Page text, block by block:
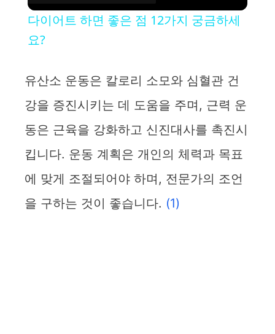
다이어트 하면 좋은 점 12가지 궁금하세
요?
유산소 운동은 칼로리 소모와 심혈관 건
강을 증진시키는 데 도움을 주며, 근력 운
동은 근육을 강화하고 신진대사를 촉진시
킵니다. 운동 계획은 개인의 체력과 목표
에 맞게 조절되어야 하며, 전문가의 조언
을 구하는 것이 좋습니다. (1)